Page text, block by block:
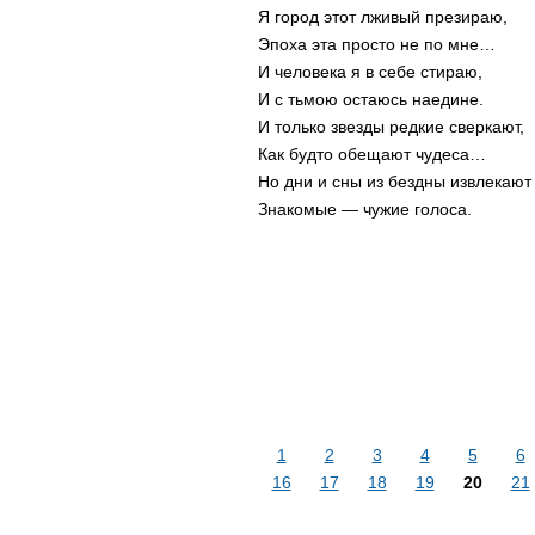
Я город этот лживый презираю,
Эпоха эта просто не по мне…
И человека я в себе стираю,
И с тьмою остаюсь наедине.
И только звезды редкие сверкают,
Как будто обещают чудеса…
Но дни и сны из бездны извлекают
Знакомые — чужие голоса.
1 2 3 4 5 6
16
17 18 19 20 21